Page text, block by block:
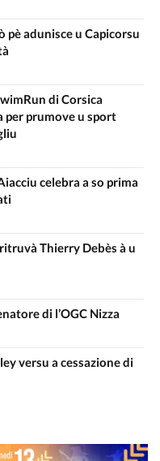
pè adunisce u Capicorsu
di Corsica
per prumove u sport
celebra a so prima
Thierry Debès à u
di l’OGC Nizza
versu a cessazione di